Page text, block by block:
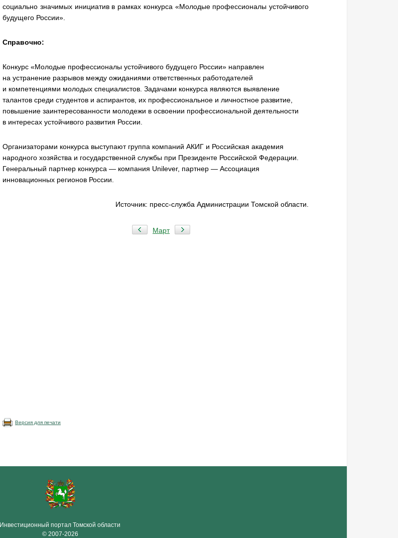
социально значимых инициатив в рамках конкурса «Молодые профессионалы устойчивого
будущего России».
Справочно:
Конкурс «Молодые профессионалы устойчивого будущего России» направлен
на устранение разрывов между ожиданиями ответственных работодателей
и компетенциями молодых специалистов. Задачами конкурса являются выявление
талантов среди студентов и аспирантов, их профессиональное и личностное развитие,
повышение заинтересованности молодежи в освоении профессиональной деятельности
в интересах устойчивого развития России.
Организаторами конкурса выступают группа компаний АКИГ и Российская академия
народного хозяйства и государственной службы при Президенте Российской Федерации.
Генеральный партнер конкурса — компания Unilever, партнер — Ассоциация
инновационных регионов России.
Источник: пресс-служба Администрации Томской области.
Март
Версия для печати
Инвестиционный портал Томской области
© 2007-2026